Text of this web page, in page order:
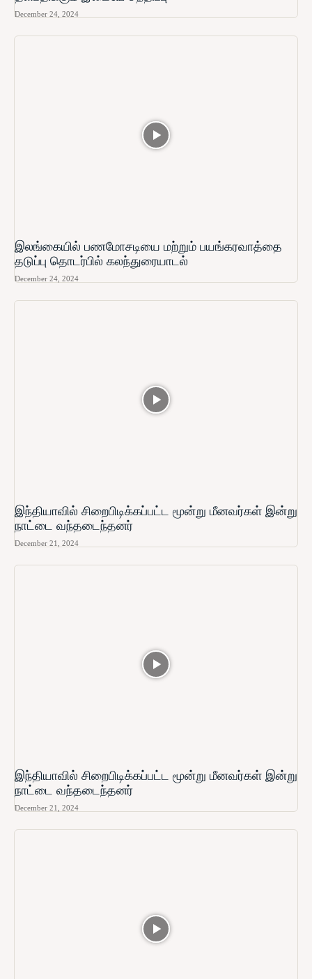
December 24, 2024
இலங்கையில் பணமோசடியை மற்றும் பயங்கரவாத்தை
தடுப்பு தொடர்பில் கலந்துரையாடல்
December 24, 2024
இந்தியாவில் சிறைபிடிக்கப்பட்ட மூன்று மீனவர்கள் இன்று
நாட்டை வந்தடைந்தனர்
December 21, 2024
இந்தியாவில் சிறைபிடிக்கப்பட்ட மூன்று மீனவர்கள் இன்று
நாட்டை வந்தடைந்தனர்
December 21, 2024